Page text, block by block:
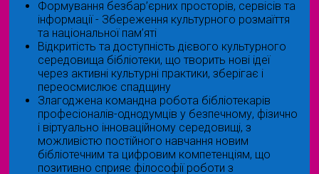
Формування безбар’єрних просторів, сервісів та
інформації - Збереження культурного розмаїття
та національної пам’яті
Відкритість та доступність дієвого культурного
середовища бібліотеки, що творить нові ідеї
через активні культурні практики, зберігає і
переосмислює спадщину
Злагоджена командна робота бібліотекарів
професіоналів-однодумців у безпечному, фізично
і віртуально інноваційному середовищі, з
можливістю постійного навчання новим
бібліотечним та цифровим компетенціям, що
позитивно сприяє філософії роботи з